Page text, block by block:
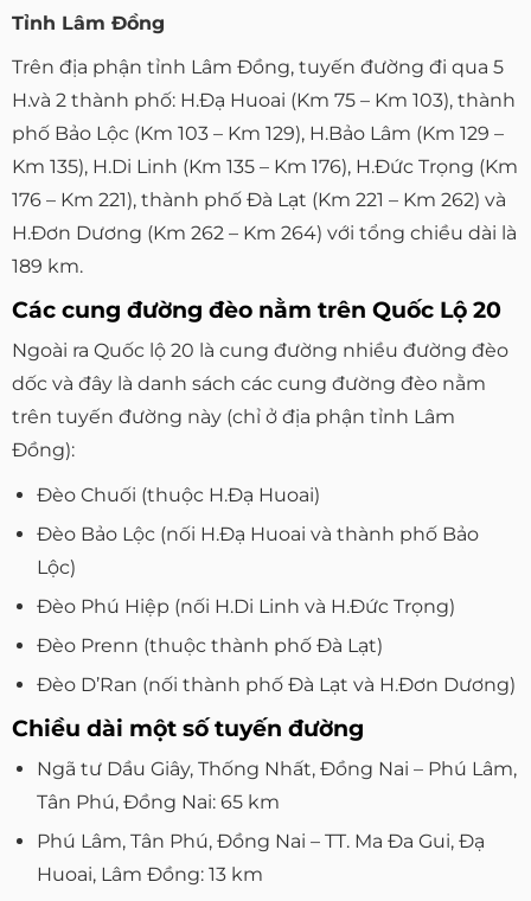
Tỉnh Lâm Đồng
Trên địa phận tỉnh Lâm Đồng, tuyến đường đi qua 5
H.và 2 thành phố: H.Đạ Huoai (Km 75 – Km 103), thành
phố Bảo Lộc (Km 103 – Km 129), H.Bảo Lâm (Km 129 –
Km 135), H.Di Linh (Km 135 – Km 176), H.Đức Trọng (Km
176 – Km 221), thành phố Đà Lạt (Km 221 – Km 262) và
H.Đơn Dương (Km 262 – Km 264) với tổng chiều dài là
189 km.
Các cung đường đèo nằm trên Quốc Lộ 20
Ngoài ra Quốc lộ 20 là cung đường nhiều đường đèo
dốc và đây là danh sách các cung đường đèo nằm
trên tuyến đường này (chỉ ở địa phận tỉnh Lâm
Đồng):
Đèo Chuối (thuộc H.Đạ Huoai)
Đèo Bảo Lộc (nối H.Đạ Huoai và thành phố Bảo
Lộc)
Đèo Phú Hiệp (nối H.Di Linh và H.Đức Trọng)
Đèo Prenn (thuộc thành phố Đà Lạt)
Đèo D’Ran (nối thành phố Đà Lạt và H.Đơn Dương)
Chiều dài một số tuyến đường
Ngã tư Dầu Giây, Thống Nhất, Đồng Nai – Phú Lâm,
Tân Phú, Đồng Nai: 65 km
Phú Lâm, Tân Phú, Đồng Nai – TT. Ma Đa Gui, Đạ
Huoai, Lâm Đồng: 13 km